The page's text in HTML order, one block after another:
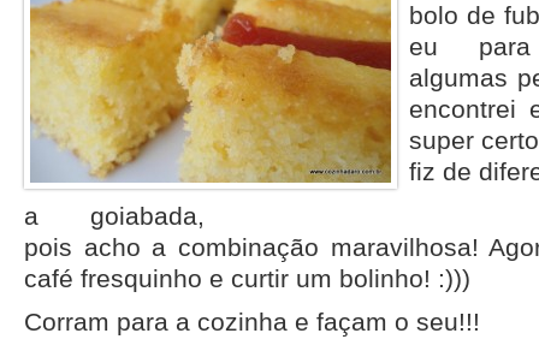
bolo de
eu
algumas
encontrei
super
fiz de
a goiabada,
pois acho a combinação maravilhosa!
café fresquinho e curtir um bolinho! :)))
Corram para a cozinha e façam o seu!!!